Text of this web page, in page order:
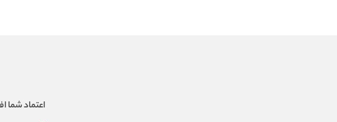
اعتماد شما